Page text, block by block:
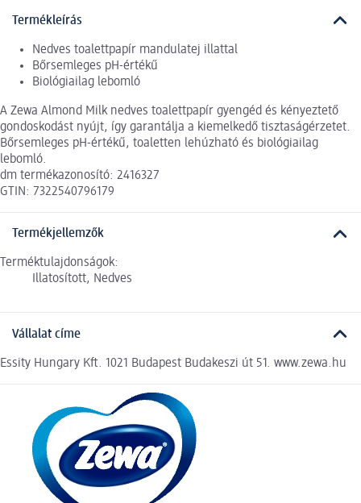
Termékleírás
Nedves toalettpapír mandulatej illattal
Bőrsemleges pH-értékű
Biológiailag lebomló
A Zewa Almond Milk nedves toalettpapír gyengéd és kényeztető
gondoskodást nyújt, így garantálja a kiemelkedő tisztaságérzetet.
Bőrsemleges pH-értékű, toaletten lehúzható és biológiailag
lebomló.
dm termékazonosító: 2416327
GTIN: 7322540796179
Termékjellemzők
Terméktulajdonságok:
Illatosított, Nedves
Vállalat címe
Essity Hungary Kft. 1021 Budapest Budakeszi út 51. www.zewa.hu